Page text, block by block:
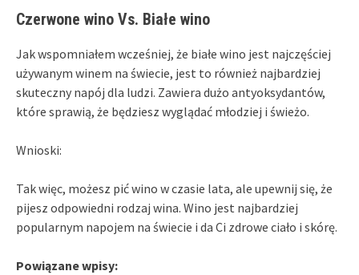
Czerwone wino Vs. Białe wino
Jak wspomniałem wcześniej, że białe wino jest najczęściej
używanym winem na świecie, jest to również najbardziej
skuteczny napój dla ludzi. Zawiera dużo antyoksydantów,
które sprawią, że będziesz wyglądać młodziej i świeżo.
Wnioski:
Tak więc, możesz pić wino w czasie lata, ale upewnij się, że
pijesz odpowiedni rodzaj wina. Wino jest najbardziej
popularnym napojem na świecie i da Ci zdrowe ciało i skórę.
Powiązane wpisy: